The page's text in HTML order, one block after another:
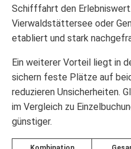
Schifffahrt den
Vierwaldstättersee oder
etabliert und stark
Ein weiterer Vorteil liegt in
sichern feste Plätze auf
reduzieren Unsicherheiten.
im Vergleich zu
günstiger.